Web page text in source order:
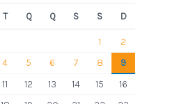
T Q Q S S D
1
2
4 5 6 7 8
9
11 12 13 14 15
16